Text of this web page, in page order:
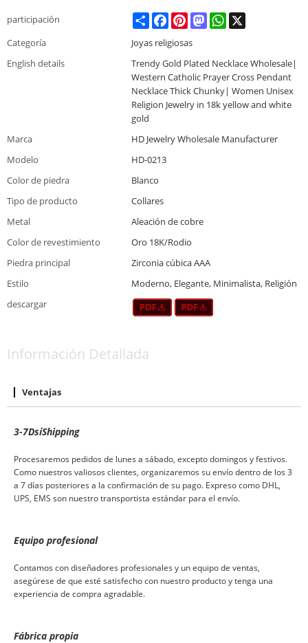
participación ShareFacebookPinterestMastodonWhatsApp
Categoría
Joyas religiosas
English details
Trendy Gold Plated Necklace Wholesale|
Western Catholic Prayer Cross Pendant
Necklace Thick Chunky| Women Unisex
Religion Jewelry in 18k yellow and white
gold
Marca
HD Jewelry Wholesale Manufacturer
Modelo
HD-0213
Color de piedra
Blanco
Tipo de producto
Collares
Metal
Aleación de cobre
Color de revestimiento
Oro 18K/Rodio
Piedra principal
Zirconia cúbica AAA
Estilo
Moderno, Elegante, Minimalista, Religión
descargar
Información Detallada
Ventajas
3-7DsíShipping
Procesaremos pedidos de lunes a sábado, excepto domingos y festivos.
Como nuestros valiosos clientes, organizaremos su envío dentro de los 3
a 7 días posteriores a la confirmación de su pago. Expreso como DHL,
UPS, EMS son nuestro transportista estándar para el envío.
Equipo profesional
Contamos con diseñadores profesionales y un equipo de ventas,
asegúrese de que esté satisfecho con nuestro producto y tenga una
experiencia de compra agradable.
Fábrica propia